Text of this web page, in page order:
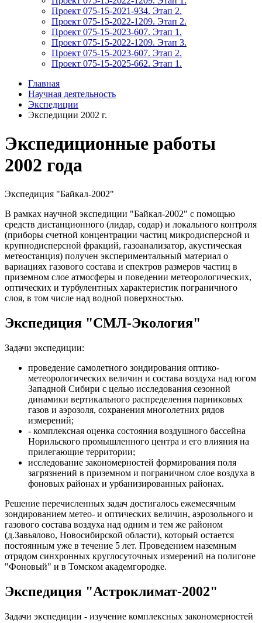
Проект 075-15-2021-934. Этап 2.
Проект 075-15-2022-1209. Этап 2.
Проект 075-15-2023-607. Этап 1.
Проект 075-15-2022-1209. Этап 3.
Проект 075-15-2023-607. Этап 2.
Проект 075-15-2025-662. Этап 1.
Главная
Научная деятельность
Экспедиции
Экспедиции 2002 г.
Экспедиционные работы
2002 года
Экспедиция "Байкал-2002"
В рамках научной экспедиции "Байкал-2002" с помощью
средств дистанционного (лидар, содар) и локального контроля
(приборы счетной концентрации частиц микродисперсной и
крупнодисперсной фракций, газоанализатор, акустическая
метеостанция) получен экспериментальный материал о
вариациях газового состава и спектров размеров частиц в
приземном слое атмосферы и поведении метеорологических,
оптических и турбулентных характеристик пограничного
слоя, в том числе над водной поверхностью.
Экспедиция "СМЛ-Экология"
Задачи экспедиции:
проведение самолетного зондирования оптико-
метеорологических величин и состава воздуха над югом
Западной Сибири с целью исследования сезонной
динамики вертикального распределения парниковых
газов и аэрозоля, сохранения многолетних рядов
измерений;
- комплексная оценка состояния воздушного бассейна
Норильского промышленного центра и его влияния на
прилегающие территории;
исследование закономерностей формирования поля
загрязнений в приземном и пограничном слое воздуха в
фоновых районах и урбанизированных районах.
Решение перечисленных задач достигалось ежемесячным
зондированием метео- и оптических величин, аэрозольного и
газового состава воздуха над одним и тем же районом
(д.Завьялово, Новосибирской области), который остается
постоянным уже в течение 5 лет. Проведением наземным
отрядом синхронных круглосуточных измерений на полигоне
"Фоновый" и в Томском академгородке.
Экспедиция "Астроклимат-2002"
Задачи экспедиции - изучение комплексных закономерностей